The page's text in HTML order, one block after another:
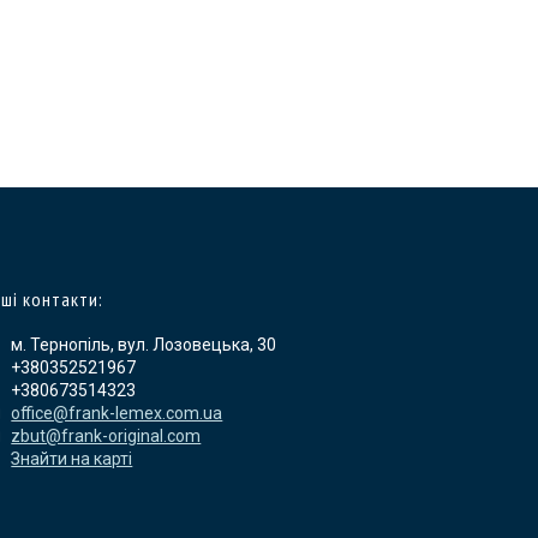
контакти:
м. Тернопіль, вул. Лозовецька, 30
+380352521967
+380673514323
office@frank-lemex.com.ua
zbut@frank-original.com
Знайти на карті